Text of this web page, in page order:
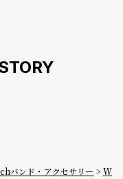
バンド・アクセサリー
W